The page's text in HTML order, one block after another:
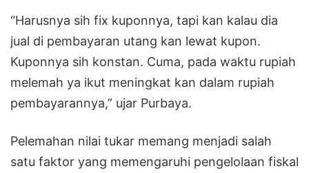
“Harusnya sih fix kuponnya, tapi kan kalau dia
jual di pembayaran utang kan lewat kupon.
Kuponnya sih konstan. Cuma, pada waktu rupiah
melemah ya ikut meningkat kan dalam rupiah
pembayarannya,” ujar Purbaya.
Pelemahan nilai tukar memang menjadi salah
satu faktor yang memengaruhi pengelolaan fiskal